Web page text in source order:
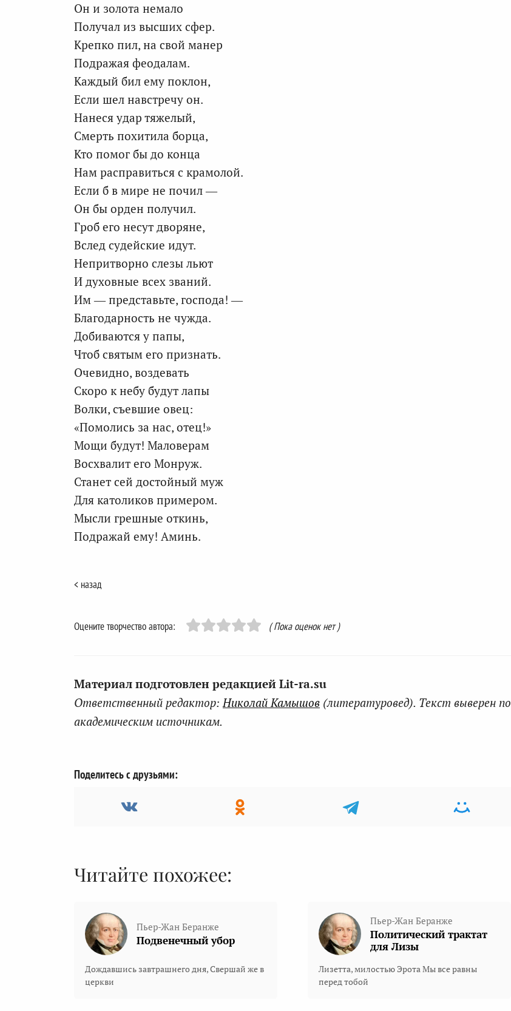
Он и золота немало
Получал из высших сфер.
Крепко пил, на свой манер
Подражая феодалам.
Каждый бил ему поклон,
Если шел навстречу он.
Нанеся удар тяжелый,
Смерть похитила борца,
Кто помог бы до конца
Нам расправиться с крамолой.
Если б в мире не почил —
Он бы орден получил.
Гроб его несут дворяне,
Вслед судейские идут.
Непритворно слезы льют
И духовные всех званий.
Им — представьте, господа! —
Благодарность не чужда.
Добиваются у папы,
Чтоб святым его признать.
Очевидно, воздевать
Скоро к небу будут лапы
Волки, съевшие овец:
«Помолись за нас, отец!»
Мощи будут! Маловерам
Восхвалит его Монруж.
Станет сей достойный муж
Для католиков примером.
Мысли грешные откинь,
Подражай ему! Аминь.
< назад
Оцените творчество автора: ( Пока оценок нет )
Материал подготовлен редакцией Lit-ra.su
Ответственный редактор:Николай Камышов (литературовед). Текст выверен по
академическим источникам.
Поделитесь с друзьями:
Читайте похожее:
Пьер-Жан Беранже
Подвенечный убор
Дождавшись завтрашнего дня, Свершай же в
церкви
Пьер-Жан Беранже
Политический трактат
для Лизы
Лизетта, милостью Эрота Мы все равны
перед тобой